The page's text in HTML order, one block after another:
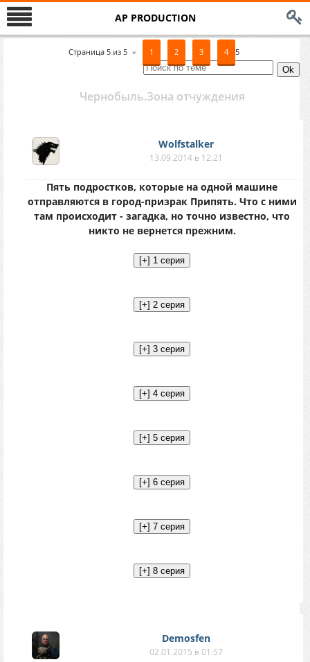
AP PRODUCTION
Страница 5 из 5 « 1 2 3 4 5
Чернобыль.Зона отчуждения
Wolfstalker
13.09.2014 в 12:21
Пять подростков, которые на одной машине
отправляются в город-призрак Припять. Что с ними
там происходит - загадка, но точно известно, что
никто не вернется прежним.
Demosfen
02.01.2015 в 01:57